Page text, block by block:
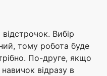
Вибір
тому робота буде
По-друге, якщо
відразу в